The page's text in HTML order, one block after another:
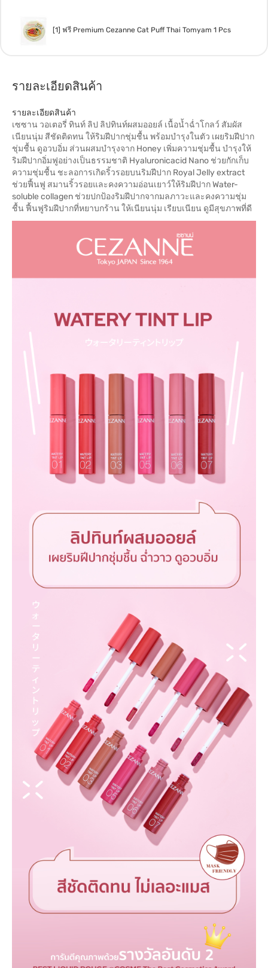
[1] ฟรี Premium Cezanne Cat Puff Thai Tomyam 1 Pcs
รายละเอียดสินค้า
รายละเอียดสินค้า
เซซาน วอเตอรี่ ทินท์ ลิป ลิปทินท์ผสมออยล์ เนื้อน้ำฉ่ำโกลว์ สัมผัส
เนียนนุ่ม สีชัดติดทน ให้ริมฝีปากชุ่มชื้น พร้อมบำรุงในตัว เผยริมฝีปาก
ชุ่มชื้น ดูอวบอิ่ม ส่วนผสมบำรุงจาก Honey เพิ่มความชุ่มชื้น บำรุงให้
ริมฝีปากอิ่มฟูอย่างเป็นธรรมชาติ Hyaluronicacid Nano ช่วยกักเก็บ
ความชุ่มชื้น ชะลอการเกิดริ้วรอยบนริมฝีปาก Royal Jelly extract
ช่วยฟื้นฟู สมานริ้วรอยและคงความอ่อนเยาว์ให้ริมฝีปาก Water-
soluble collagen ช่วยปกป้องริมฝีปากจากมลภาวะและคงความชุ่ม
ชื้น ฟื้นฟูริมฝีปากที่หยาบกร้าน ให้เนียนนุ่ม เรียบเนียน ดูมีสุขภาพที่ดี